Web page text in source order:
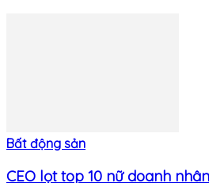
Bất động sản
CEO lọt top 10 nữ doanh